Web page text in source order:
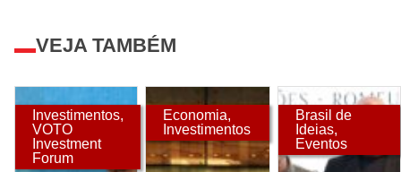
VEJA TAMBÉM
Investimentos,
VOTO
Investment
Forum
Economia,
Investimentos
Brasil de
Ideias,
Eventos